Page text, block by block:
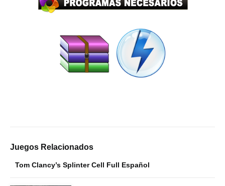
Juegos Relacionados
Tom Clancy’s Splinter Cell Full Español